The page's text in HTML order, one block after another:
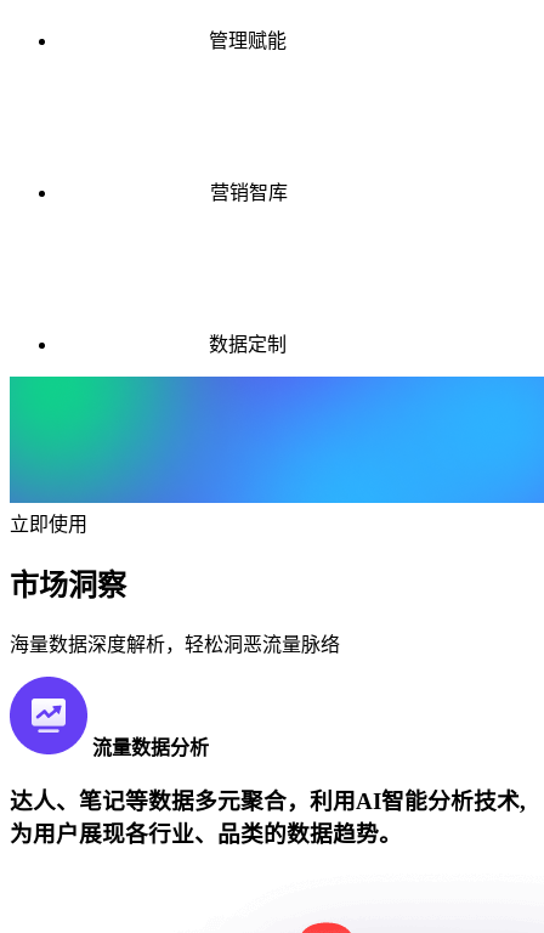
管理赋能
营销智库
数据定制
立即使用
市场洞察
海量数据深度解析，轻松洞恶流量脉络
流量数据分析
达人、笔记等数据多元聚合，利用AI智能分析技术,
为用户展现各行业、品类的数据趋势。